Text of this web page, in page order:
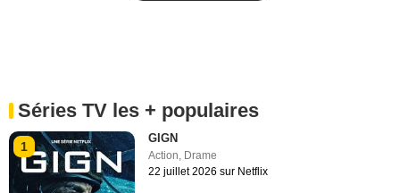
Séries TV les + populaires
1
GIGN
Action Drame
22 juillet 2026 sur Netflix